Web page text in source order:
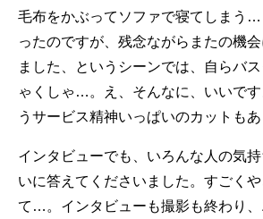
毛布をかぶってソファで寝てしまう
ったのですが、残念ながらまたの機
ました、というシーンでは、自らバ
ゃくしゃ…。え、そんなに、いいで
うサービス精神いっぱいのカットもあ
インタビューでも、いろんな人の気
いに答えてくださいました。すごく
て…。インタビューも撮影も終わり